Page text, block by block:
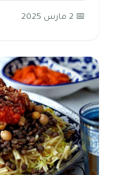
📅 2 مارس 2025